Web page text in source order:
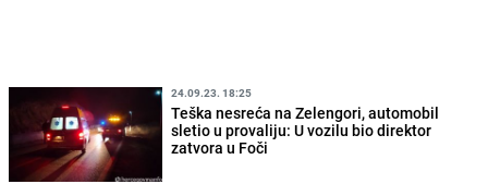
24.09.23. 18:25
Teška nesreća na Zelengori, automobil
sletio u provaliju: U vozilu bio direktor
zatvora u Foči